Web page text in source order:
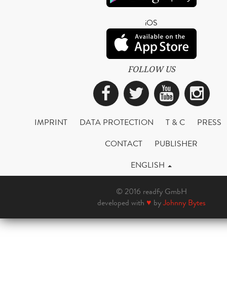
iOS
FOLLOW US
Facebook
Twitter
IMPRINT DATA PROTECTION T & C
PRESS
CONTACT
PUBLISHER
ENGLISH
© 2016 readfy GmbH
developed with ♥ byJohnny Bytes